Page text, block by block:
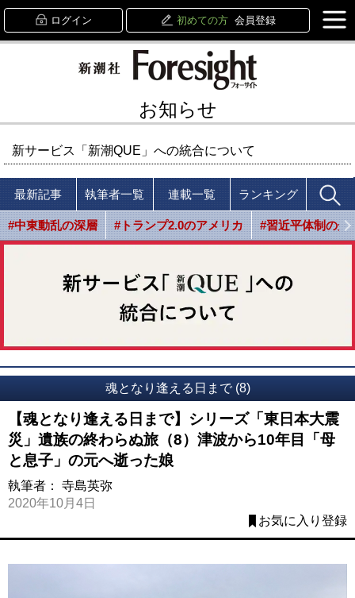
ログイン 初めての方 会員登録
お知らせ
新サービス「新潮QUE」への統合について
最新記事 執筆者一覧 連載一覧 ランキング
#中東動乱の深層 #トランプ2.0のアメリカ #習近平体制の光
魂となり逢える日まで (8)
【魂となり逢える日まで】シリーズ「東日本大震
災」遺族の終わらぬ旅（8）津波から10年目「母
と息子」の元へ逝った娘
執筆者： 寺島英弥
2020年10月4日
お気に入り登録